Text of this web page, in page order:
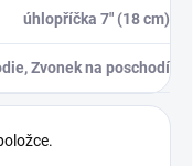
úhlopříčka 7" (18 cm)
Zvonek na poschodí